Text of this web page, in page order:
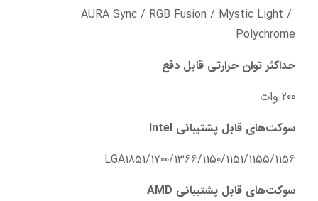
AURA Sync / RGB Fusion / Mystic Light /
Polychrome
حداکثر توان حرارتی قابل دفع
200 وات
سوکت‌های قابل پشتیبانی Intel
LGA1851/1700/1366/1150/1151/1155/1156
سوکت‌های قابل پشتیبانی AMD